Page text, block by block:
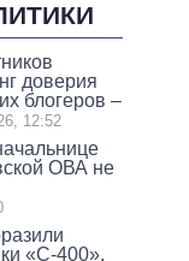
доверия
блогеров –
12:52
ОВА не
«С-400»,